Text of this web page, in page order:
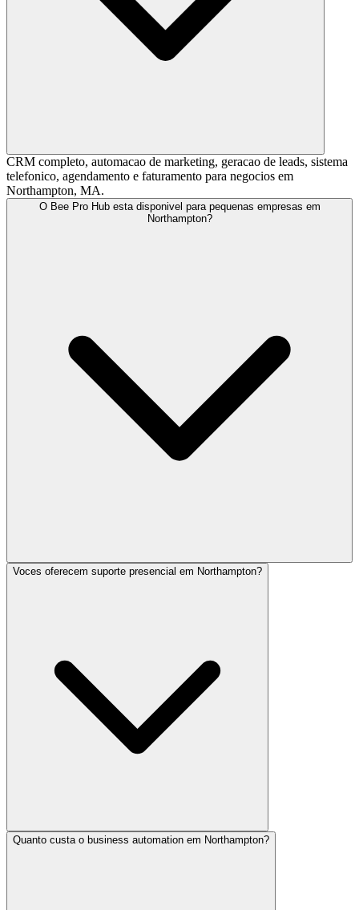
CRM completo, automacao de marketing, geracao de leads, sistema
telefonico, agendamento e faturamento para negocios em
Northampton, MA.
O Bee Pro Hub esta disponivel para pequenas empresas em
Northampton?
Voces oferecem suporte presencial em Northampton?
Quanto custa o business automation em Northampton?